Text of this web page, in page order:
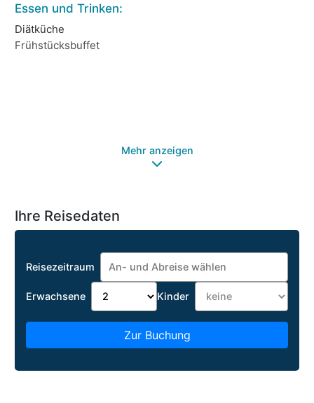
Essen und Trinken:
Diätküche
Frühstücksbuffet
Mehr anzeigen
Ihre Reisedaten
Reisezeitraum
Erwachsene Kinder
Zur Buchung